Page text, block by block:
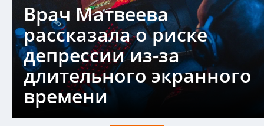
Врач Матвеева
рассказала о риске
депрессии из-за
длительного экранного
времени